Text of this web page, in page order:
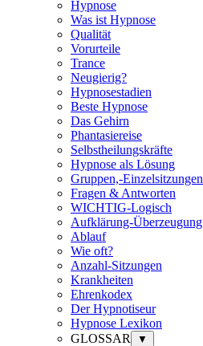
Hypnose
Was ist Hypnose
Qualität
Vorurteile
Trance
Neugierig?
Hypnosestadien
Beste Hypnose
Das Gehirn
Phantasiereise
Selbstheilungskräfte
Hypnose als Lösung
Gruppen,-Einzelsitzungen
Fragen & Antworten
WICHTIG-Logisch
Aufklärung-Überzeugung
Ablauf
Wie oft?
Anzahl-Sitzungen
Krankheiten
Ehrenkodex
Der Hypnotiseur
Hypnose Lexikon
GLOSSAR
▼